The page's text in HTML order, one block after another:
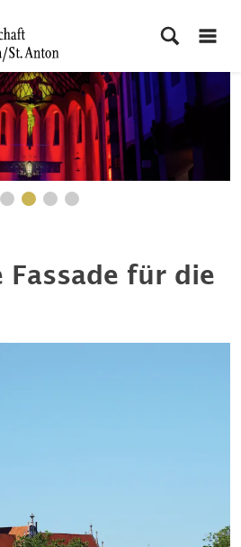
Fassade für die